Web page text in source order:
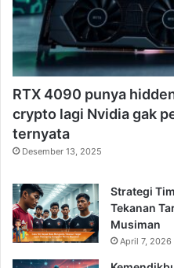
RTX 4090 punya
crypto lagi Nvidia gak
ternyata
Desember 13, 2025
Strategi
Tekanan
Musiman
April 7, 2026